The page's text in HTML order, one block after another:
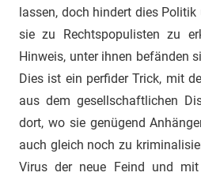
lassen, doch hindert dies
sie zu Rechtspopulisten zu
Hinweis, unter ihnen befänden
Dies ist ein perfider Trick, mit
aus dem gesellschaftlichen
dort, wo sie genügend
auch gleich noch zu
Virus der neue Feind und